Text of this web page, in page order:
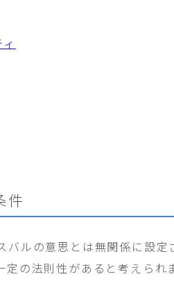
件
バルの意思とは無関係に設
の法則性があると考えられ